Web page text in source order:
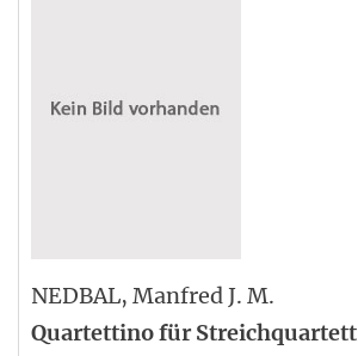
NEDBAL, Manfred J. M.
Quartettino für Streichquartett